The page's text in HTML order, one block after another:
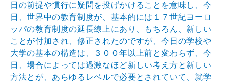
日の前提や慣行に疑問を投げかけることを意味し、今
日、世界中の教育制度が、基本的には１７世紀ヨーロ
ッパの教育制度の延長線上にあり、もちろん、新しい
ことが付加され、修正されたのですが、今日の学校や
大学の基本の構造は、３００年以上前と変わらず、今
日、場合によっては過激なほど新しい考え方と新しい
方法とが、あらゆるレベルで必要とされていて、就学